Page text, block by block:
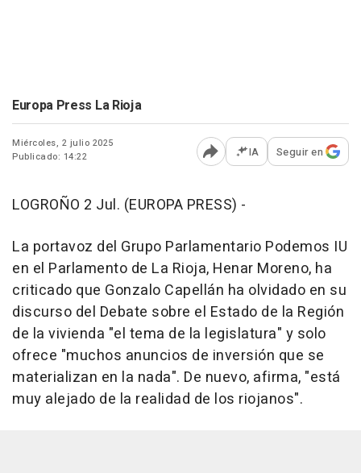
Europa Press La Rioja
Miércoles, 2 julio 2025
Publicado: 14:22
Abrir opciones para
IA Seguir en
LOGROÑO 2 Jul. (EUROPA PRESS) -
La portavoz del Grupo Parlamentario Podemos IU
en el Parlamento de La Rioja, Henar Moreno, ha
criticado que Gonzalo Capellán ha olvidado en su
discurso del Debate sobre el Estado de la Región
de la vivienda "el tema de la legislatura" y solo
ofrece "muchos anuncios de inversión que se
materializan en la nada". De nuevo, afirma, "está
muy alejado de la realidad de los riojanos".